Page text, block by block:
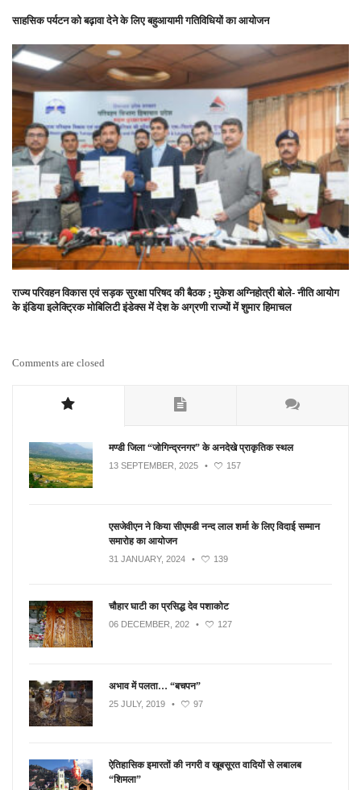
साहसिक पर्यटन को बढ़ावा देने के लिए बहुआयामी गतिविधियों का आयोजन
राज्य परिवहन विकास एवं सड़क सुरक्षा परिषद की बैठक ; मुकेश अग्निहोत्री बोले- नीति आयोग
के इंडिया इलेक्ट्रिक मोबिलिटी इंडेक्स में देश के अग्रणी राज्यों में शुमार हिमाचल
Comments are closed
मण्डी जिला “जोगिन्द्रनगर” के अनदेखे प्राकृतिक स्थल
13 SEPTEMBER, 2025 • 157
एसजेवीएन ने किया सीएमडी नन्‍द लाल शर्मा के लिए विदाई सम्मान
समारोह का आयोजन
31 JANUARY, 2024 • 139
चौहार घाटी का प्रसिद्ध देव पशाकोट
06 DECEMBER, 202 • 127
अभाव में पलता… “बचपन”
25 JULY, 2019 • 97
ऐतिहासिक इमारतों की नगरी व खूबसूरत वादियों से लबालब
“शिमला”